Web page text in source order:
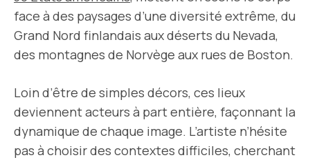
face à des paysages d’une diversité extrême, du
Grand Nord finlandais aux déserts du Nevada,
des montagnes de Norvège aux rues de Boston.
Loin d’être de simples décors, ces lieux
deviennent acteurs à part entière, façonnant la
dynamique de chaque image. L’artiste n’hésite
pas à choisir des contextes difficiles, cherchant